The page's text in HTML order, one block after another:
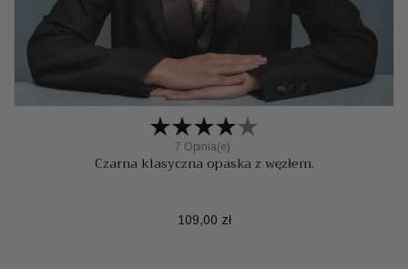
7 Opinia(e)
Czarna klasyczna opaska z węzłem.
Cena
109,00 zł